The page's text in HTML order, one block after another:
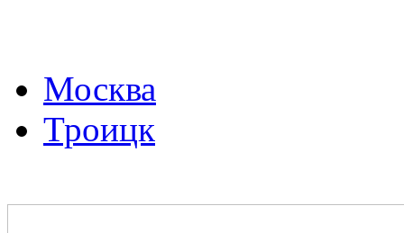
Москва
Троицк